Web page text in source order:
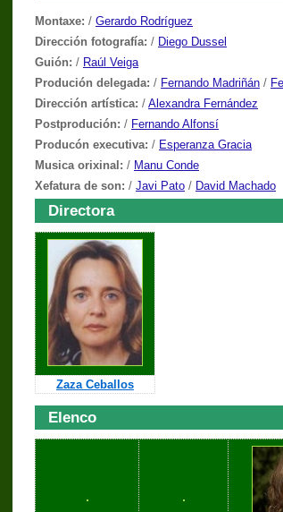
Montaxe: / Gerardo Rodríguez
Dirección fotografía: / Diego Dussel
Guión: / Raúl Veiga
Produción delegada: / Fernando Madriñán /
Dirección artística: / Alexandra Fernández
Postprodución: / Fernando Alfonsí
Producón executiva: / Esperanza Gracia
Musica orixinal: / Manu Conde
Xefatura de son: / Javi Pato / David Machado
Directora
Zaza Ceballos
Elenco